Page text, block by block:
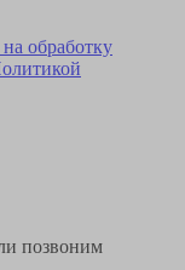
на обработку
позвоним